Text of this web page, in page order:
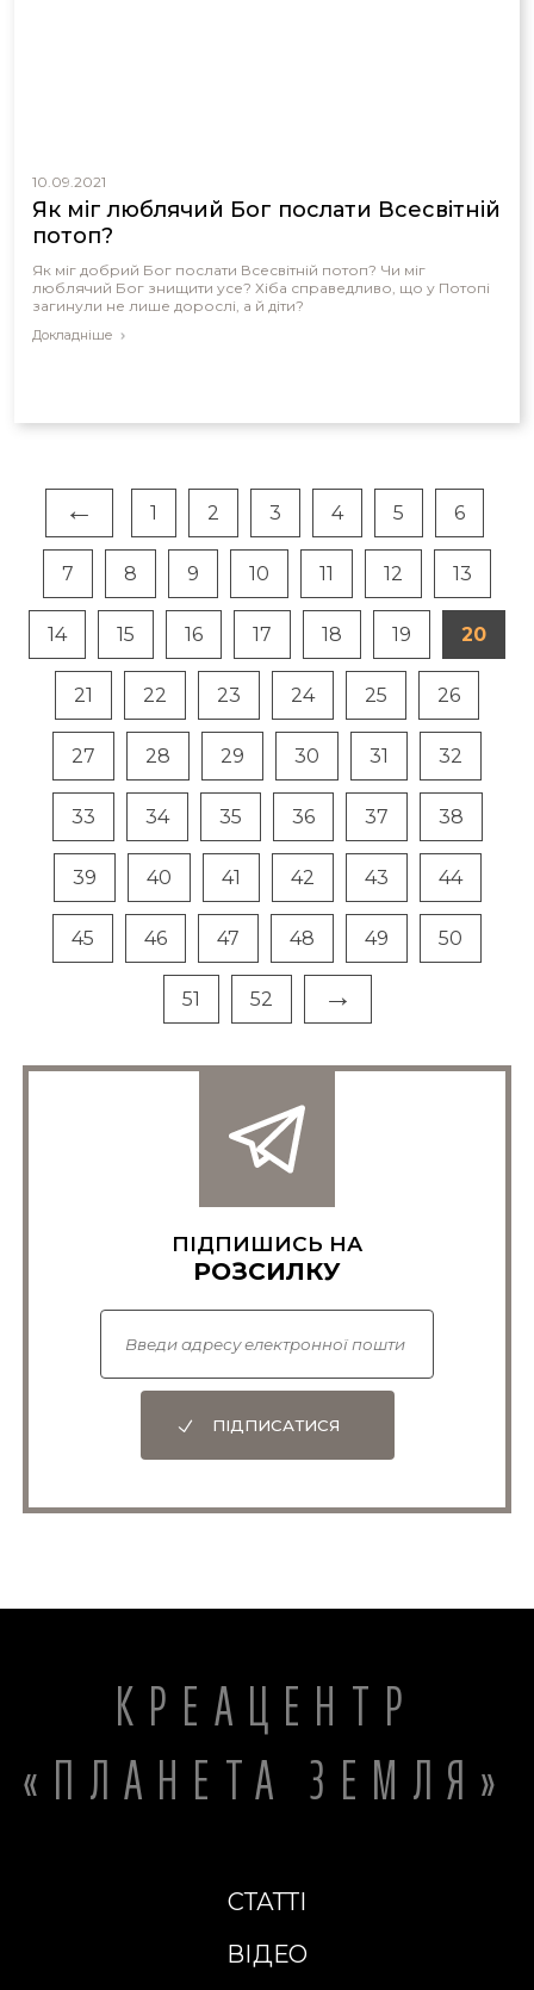
10.09.2021
Як міг люблячий Бог послати Всесвітній
потоп?
Як міг добрий Бог послати Всесвітній потоп? Чи міг
люблячий Бог знищити усе? Хіба справедливо, що у Потопі
загинули не лише дорослі, а й діти?
Докладніше
← 1 2 3 4 5 6
7 8 9 10 11 12 13
14 15 16 17 18 19 20
21 22 23 24 25 26
27 28 29 30 31 32
33 34 35 36 37 38
39 40 41 42 43 44
45 46 47 48 49 50
51 52 →
ПІДПИШИСЬ НА
РОЗСИЛКУ
ПІДПИСАТИСЯ
КРЕАЦЕНТР
«ПЛАНЕТА ЗЕМЛЯ»
СТАТТІ
ВІДЕО